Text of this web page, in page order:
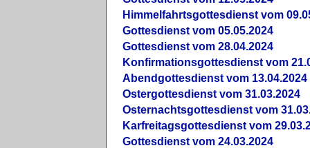
Himmelfahrtsgottesdienst vom
Gottesdienst vom 05.05.2024
Gottesdienst vom 28.04.2024
Konfirmationsgottesdienst vom
Abendgottesdienst vom 13.04.2024
Ostergottesdienst vom 31.03.2024
Osternachtsgottesdienst vom
Karfreitagsgottesdienst vom
Gottesdienst vom 24.03.2024